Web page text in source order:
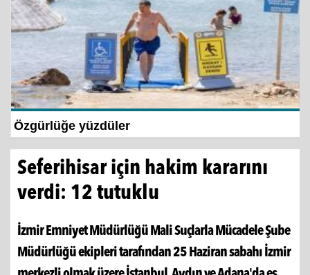
İzmir Büyükşehir Belediyesi’nden Zübeyde
Seferihisar için hakim kararını
İzmir Emniyet Müdürlüğü Mali Suçlarla Mücadele Şube
Müdürlüğü ekipleri tarafından 25 Haziran sabahı İzmir